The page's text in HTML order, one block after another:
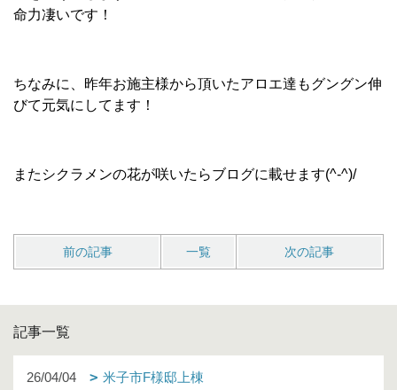
命力凄いです！
ちなみに、昨年お施主様から頂いたアロエ達もグングン伸
びて元気にしてます！
またシクラメンの花が咲いたらブログに載せます(^-^)/
前の記事 一覧 次の記事
記事一覧
26/04/04 米子市F様邸上棟